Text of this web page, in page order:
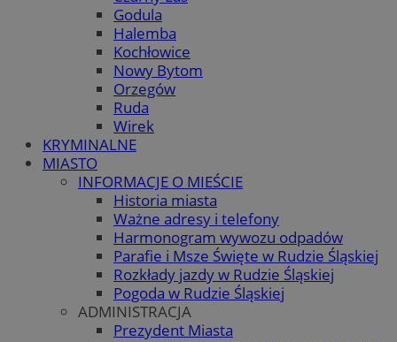
Godula
Halemba
Kochłowice
Nowy Bytom
Orzegów
Ruda
Wirek
KRYMINALNE
MIASTO
INFORMACJE O MIEŚCIE
Historia miasta
Ważne adresy i telefony
Harmonogram wywozu odpadów
Parafie i Msze Święte w Rudzie Śląskiej
Rozkłady jazdy w Rudzie Śląskiej
Pogoda w Rudzie Śląskiej
ADMINISTRACJA
Prezydent Miasta